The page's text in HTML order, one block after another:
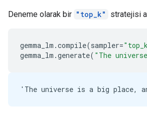
Deneme olarak bir "top_k" stratejisi
gemma_lm .compile(sampler=
gemma_lm .generate( "The